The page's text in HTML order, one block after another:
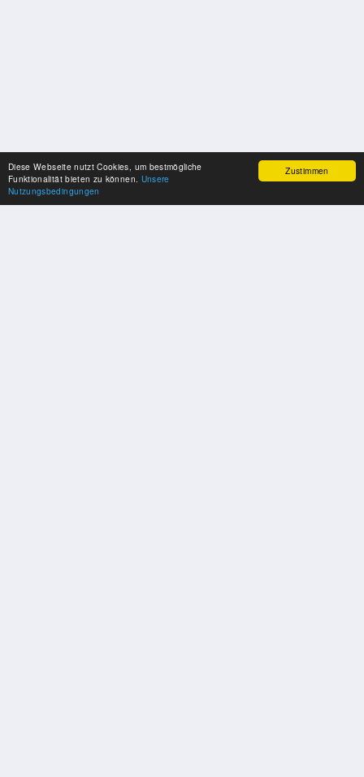
Zustimmen
Diese Webseite nutzt Cookies, um bestmögliche
Funktionalität bieten zu können. Unsere
Nutzungsbedingungen